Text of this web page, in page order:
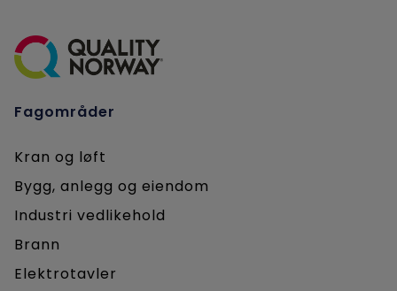
Fagområder
Kran og løft
Bygg, anlegg og eiendom
Industri vedlikehold
Brann
Elektrotavler